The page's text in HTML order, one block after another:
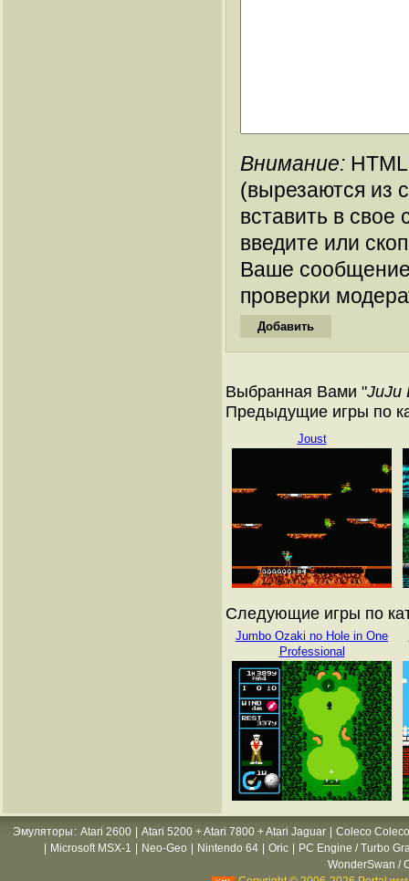
Внимание:
(вырезаются из
вставить в
введите или
Ваше
проверки
Выбранная Вами "JuJu
Предыдущие игры по
Joust
Следующие игры по
Jumbo Ozaki no Hole in One
Professional
Эмуляторы : Atari 2600 Atari 5200 + Atari 7800 + Atari Jaguar
Coleco
Microsoft MSX-1 Neo-Geo Nintendo 64 Oric
PC Engine / Turbo
WonderSwan /